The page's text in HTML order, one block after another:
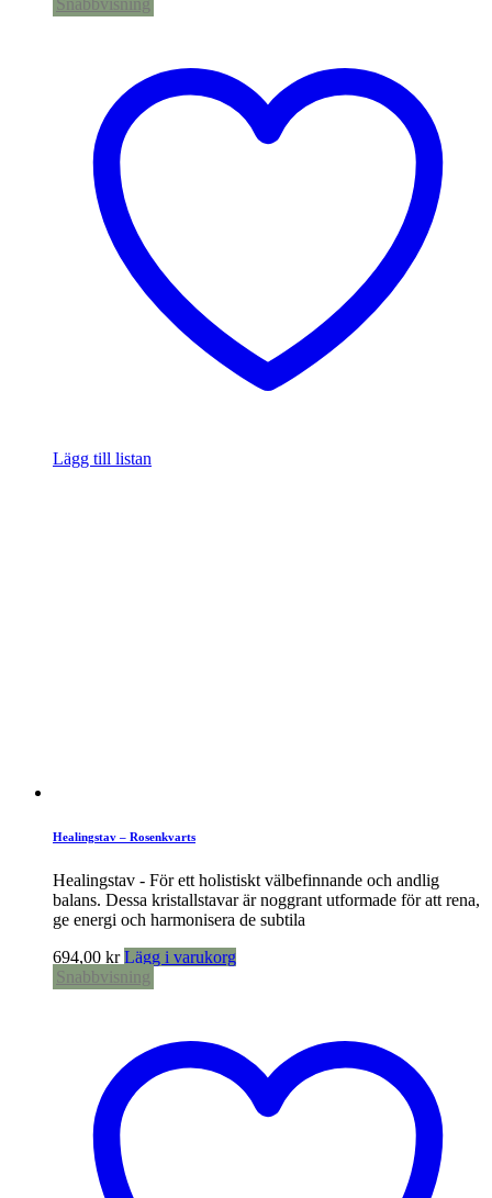
Lägg till listan
Healingstav – Rosenkvarts
Healingstav - För ett holistiskt välbefinnande och andlig
balans. Dessa kristallstavar är noggrant utformade för att rena,
ge energi och harmonisera de subtila
694,00 kr Lägg i varukorg
Snabbvisning